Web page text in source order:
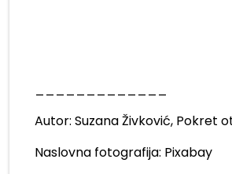
Autor: Suzana Živković, Pokret
Naslovna fotografija: Pixabay